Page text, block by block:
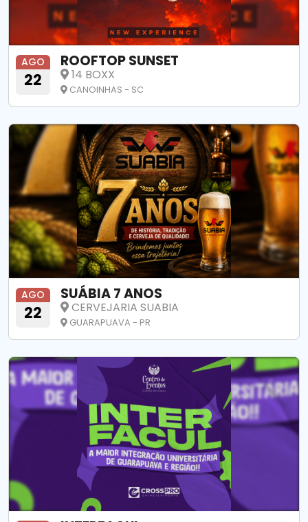
AGO
22
ROOFTOP SUNSET
14 BOXX
CANOINHAS - SC
AGO
22
SUÁBIA 7 ANOS
CERVEJARIA SUABIA
GUARAPUAVA - PR